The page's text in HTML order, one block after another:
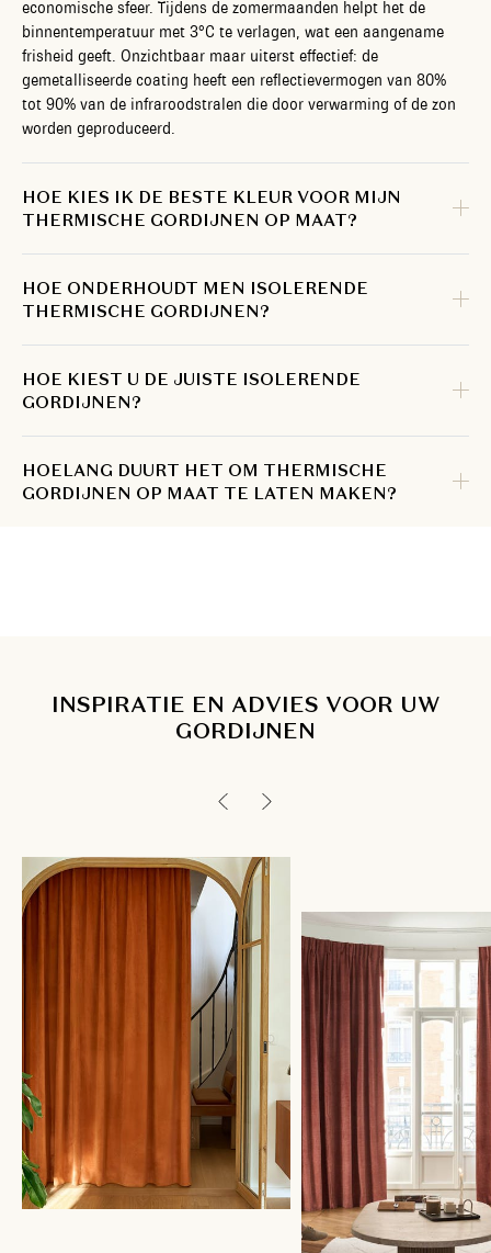
economische sfeer. Tijdens de zomermaanden helpt het de
binnentemperatuur met 3°C te verlagen, wat een aangename
frisheid geeft. Onzichtbaar maar uiterst effectief: de
gemetalliseerde coating heeft een reflectievermogen van 80%
tot 90% van de infraroodstralen die door verwarming of de zon
worden geproduceerd.
HOE KIES IK DE BESTE KLEUR VOOR MIJN
THERMISCHE GORDIJNEN OP MAAT?
HOE ONDERHOUDT MEN ISOLERENDE
THERMISCHE GORDIJNEN?
HOE KIEST U DE JUISTE ISOLERENDE
GORDIJNEN?
HOELANG DUURT HET OM THERMISCHE
GORDIJNEN OP MAAT TE LATEN MAKEN?
INSPIRATIE EN ADVIES VOOR UW
GORDIJNEN